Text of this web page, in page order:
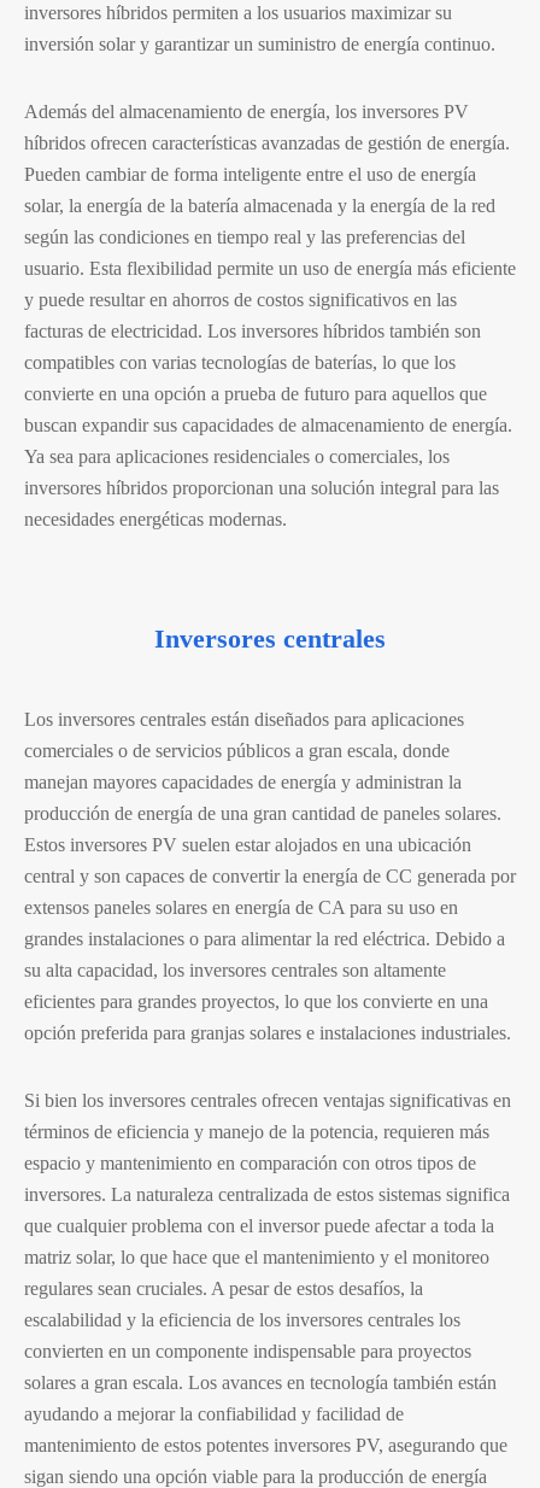
inversores híbridos permiten a los usuarios maximizar su
inversión solar y garantizar un suministro de energía continuo.
Además del almacenamiento de energía, los inversores PV
híbridos ofrecen características avanzadas de gestión de energía.
Pueden cambiar de forma inteligente entre el uso de energía
solar, la energía de la batería almacenada y la energía de la red
según las condiciones en tiempo real y las preferencias del
usuario. Esta flexibilidad permite un uso de energía más eficiente
y puede resultar en ahorros de costos significativos en las
facturas de electricidad. Los inversores híbridos también son
compatibles con varias tecnologías de baterías, lo que los
convierte en una opción a prueba de futuro para aquellos que
buscan expandir sus capacidades de almacenamiento de energía.
Ya sea para aplicaciones residenciales o comerciales, los
inversores híbridos proporcionan una solución integral para las
necesidades energéticas modernas.
Inversores centrales
Los inversores centrales están diseñados para aplicaciones
comerciales o de servicios públicos a gran escala, donde
manejan mayores capacidades de energía y administran la
producción de energía de una gran cantidad de paneles solares.
Estos inversores PV suelen estar alojados en una ubicación
central y son capaces de convertir la energía de CC generada por
extensos paneles solares en energía de CA para su uso en
grandes instalaciones o para alimentar la red eléctrica. Debido a
su alta capacidad, los inversores centrales son altamente
eficientes para grandes proyectos, lo que los convierte en una
opción preferida para granjas solares e instalaciones industriales.
Si bien los inversores centrales ofrecen ventajas significativas en
términos de eficiencia y manejo de la potencia, requieren más
espacio y mantenimiento en comparación con otros tipos de
inversores. La naturaleza centralizada de estos sistemas significa
que cualquier problema con el inversor puede afectar a toda la
matriz solar, lo que hace que el mantenimiento y el monitoreo
regulares sean cruciales. A pesar de estos desafíos, la
escalabilidad y la eficiencia de los inversores centrales los
convierten en un componente indispensable para proyectos
solares a gran escala. Los avances en tecnología también están
ayudando a mejorar la confiabilidad y facilidad de
mantenimiento de estos potentes inversores PV, asegurando que
sigan siendo una opción viable para la producción de energía